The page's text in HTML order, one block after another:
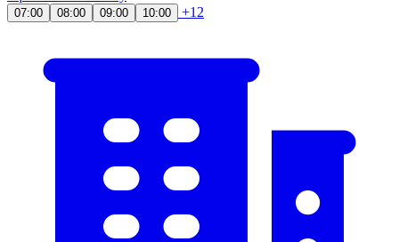
07:00 08:00 09:00 10:00 +12